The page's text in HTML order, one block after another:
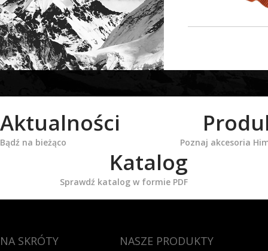
Aktualności
Bądź na bieżąco Poznaj akcesoria
Katalog
Sprawdź katalog w formie PDF
NA SKRÓTY NASZE PRODUKTY